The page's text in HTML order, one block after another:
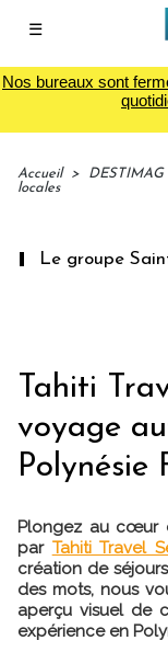
☰
Nos bureaux sont
Accueil > DESTIMAG
locales
Le groupe
Tahiti
voyage
Polynésie
Plongez au cœur
par Tahiti Travel
création de
des mots, nous
aperçu visuel de
expérience en